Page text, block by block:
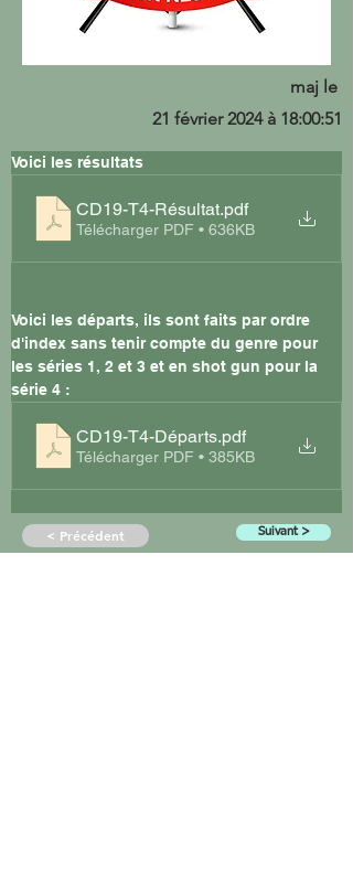
maj le
21 février 2024 à 18:00:51
Voici les résultats
CD19-T4-Résultat.pdf
Télécharger PDF • 636KB
Voici les départs, ils sont faits par ordre
d'index sans tenir compte du genre pour
les séries 1, 2 et 3 et en shot gun pour la
série 4 :
CD19-T4-Départs.pdf
Télécharger PDF • 385KB
< Précédent Suivant >